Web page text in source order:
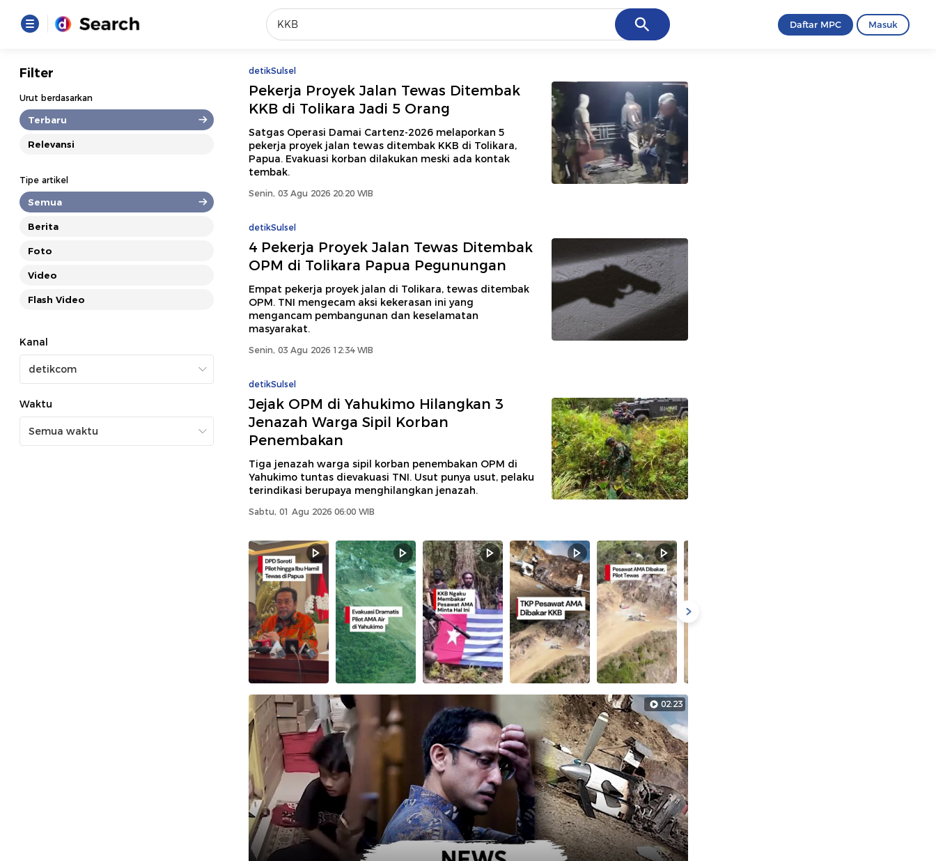
Cancel
Loading...
Promoted
Terakhir yang dicari
Loading...
Daftar MPC Masuk
Filter
Urut berdasarkan
Terbaru
Relevansi
Tipe artikel
Semua
Berita
Foto
Video
Flash Video
Kanal
Waktu
detikSulsel
Pekerja Proyek Jalan Tewas Ditembak
KKB di Tolikara Jadi 5 Orang
Satgas Operasi Damai Cartenz-2026 melaporkan 5
pekerja proyek jalan tewas ditembak KKB di Tolikara,
Papua. Evakuasi korban dilakukan meski ada kontak
tembak.
Senin, 03 Agu 2026 20:20 WIB
detikSulsel
4 Pekerja Proyek Jalan Tewas Ditembak
OPM di Tolikara Papua Pegunungan
Empat pekerja proyek jalan di Tolikara, tewas ditembak
OPM. TNI mengecam aksi kekerasan ini yang
mengancam pembangunan dan keselamatan
masyarakat.
Senin, 03 Agu 2026 12:34 WIB
detikSulsel
Jejak OPM di Yahukimo Hilangkan 3
Jenazah Warga Sipil Korban
Penembakan
Tiga jenazah warga sipil korban penembakan OPM di
Yahukimo tuntas dievakuasi TNI. Usut punya usut, pelaku
terindikasi berupaya menghilangkan jenazah.
Sabtu, 01 Agu 2026 06:00 WIB
02:23